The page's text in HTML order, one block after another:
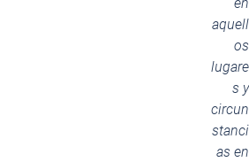
aquell
os
lugare
s y
circun
stanci
as en